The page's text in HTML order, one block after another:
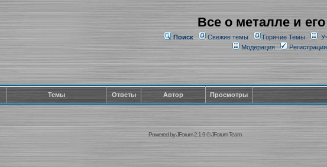
Все о металле и
Поиск Свежие темы Горячие Темы
Модерация
Регистрация
Темы Ответы Автор Просмотры
Powered byJForum 2.1.9©JForum Team